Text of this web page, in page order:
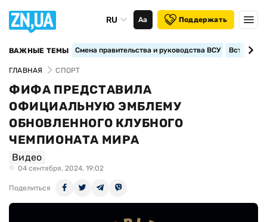
RU Аа Поддержать
ВАЖНЫЕ ТЕМЫ Смена правительства и руководства ВСУ
ГЛАВНАЯ СПОРТ
ФИФА ПРЕДСТАВИЛА
ОФИЦИАЛЬНУЮ ЭМБЛЕМУ
ОБНОВЛЕННОГО КЛУБНОГО
ЧЕМПИОНАТА МИРА
Видео
04 сентября, 2024, 19:02
Поделиться